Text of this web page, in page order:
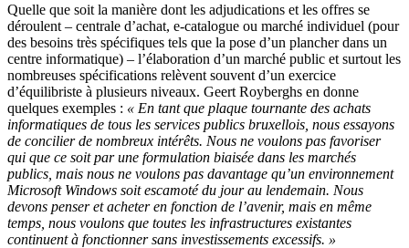
Quelle que soit la manière dont les adjudications et les offres se
déroulent – centrale d’achat, e-catalogue ou marché individuel (pour
des besoins très spécifiques tels que la pose d’un plancher dans un
centre informatique) – l’élaboration d’un marché public et surtout les
nombreuses spécifications relèvent souvent d’un exercice
d’équilibriste à plusieurs niveaux. Geert Royberghs en donne
quelques exemples : « En tant que plaque tournante des achats
informatiques de tous les services publics bruxellois, nous essayons
de concilier de nombreux intérêts. Nous ne voulons pas favoriser
qui que ce soit par une formulation biaisée dans les marchés
publics, mais nous ne voulons pas davantage qu’un environnement
Microsoft Windows soit escamoté du jour au lendemain. Nous
devons penser et acheter en fonction de l’avenir, mais en même
temps, nous voulons que toutes les infrastructures existantes
continuent à fonctionner sans investissements excessifs. »